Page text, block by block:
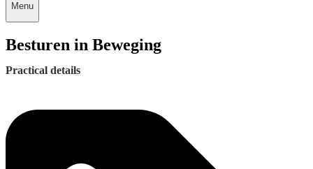
Menu
Besturen in Beweging
Practical details